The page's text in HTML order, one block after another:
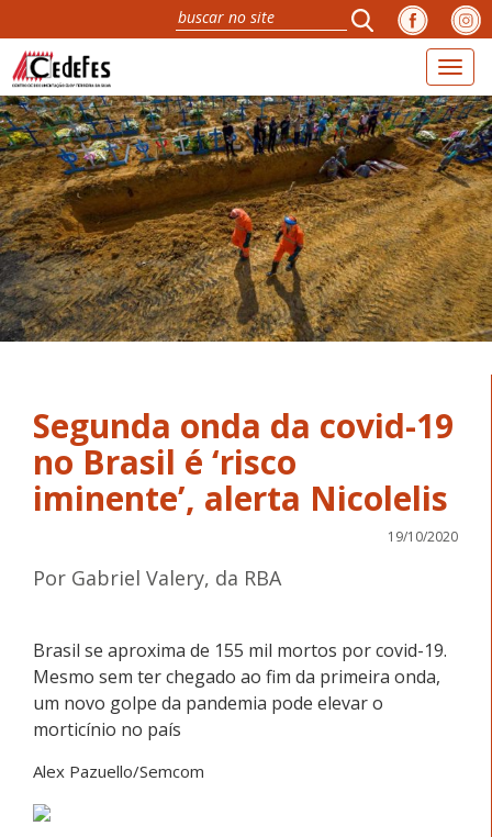
Segunda onda da covid-19
no Brasil é ‘risco
iminente’, alerta Nicolelis
19/10/2020
Por Gabriel Valery, da RBA
Brasil se aproxima de 155 mil mortos por covid-19.
Mesmo sem ter chegado ao fim da primeira onda,
um novo golpe da pandemia pode elevar o
morticínio no país
Alex Pazuello/Semcom